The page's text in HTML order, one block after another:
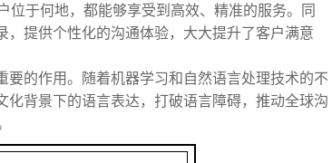
位于何地，都能够享受到高效、精准的服务。同
，提供个性化的沟通体验，大大提升了客户满意
的作用。随着机器学习和自然语言处理技术的不
化背景下的语言表达，打破语言障碍，推动全球沟